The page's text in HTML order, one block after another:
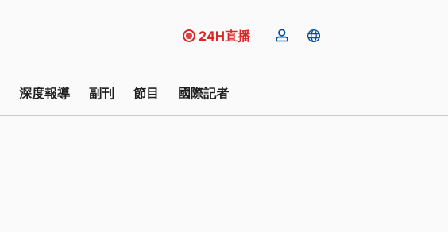
24H直播
深度報導 副刊 節目 國際記者